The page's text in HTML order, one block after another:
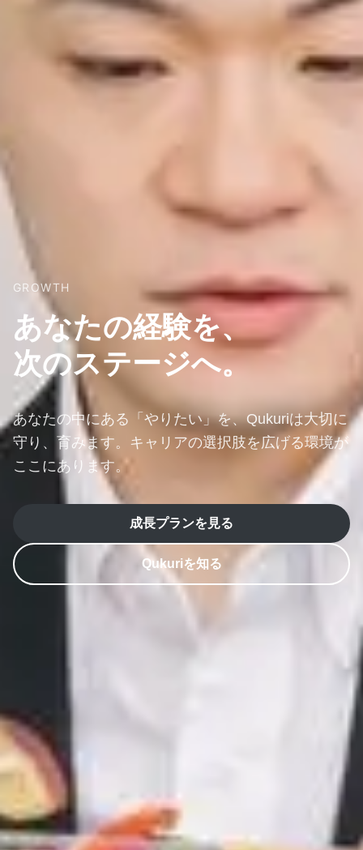
GROWTH
あなたの経験を、
次のステージへ。
あなたの中にある「やりたい」を、Qukuriは大切に
守り、育みます。 キャリアの選択肢を広げる環境が
ここにあります。
成長プランを見る
Qukuriを知る